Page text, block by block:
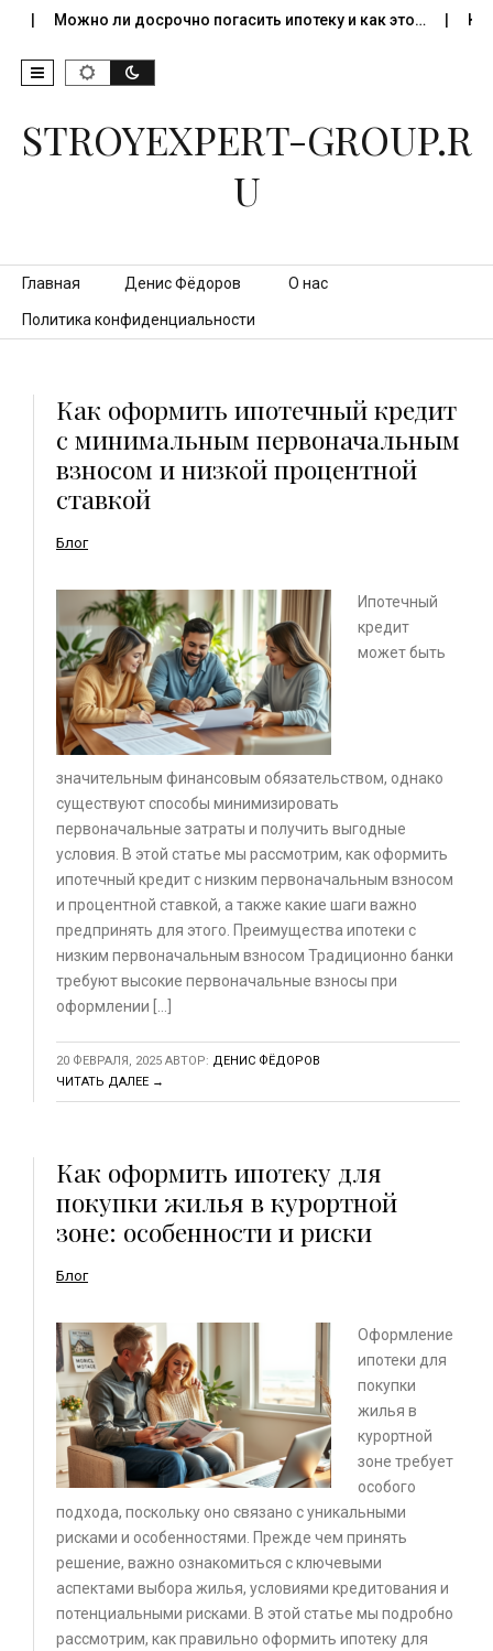
Можно ли досрочно погасить ипотеку и как это… Как
STROYEXPERT-GROUP.R
U
Перейти к контенту
Главная Денис Фёдоров О нас
Политика конфиденциальности
Как оформить ипотечный кредит
с минимальным первоначальным
взносом и низкой процентной
ставкой
Блог
Ипотечный
кредит
может быть
значительным финансовым обязательством, однако
существуют способы минимизировать
первоначальные затраты и получить выгодные
условия. В этой статье мы рассмотрим, как оформить
ипотечный кредит с низким первоначальным взносом
и процентной ставкой, а также какие шаги важно
предпринять для этого. Преимущества ипотеки с
низким первоначальным взносом Традиционно банки
требуют высокие первоначальные взносы при
оформлении […]
20 ФЕВРАЛЯ, 2025 АВТОР: ДЕНИС ФЁДОРОВ
ЧИТАТЬ ДАЛЕЕ →
Как оформить ипотеку для
покупки жилья в курортной
зоне: особенности и риски
Блог
Оформление
ипотеки для
покупки
жилья в
курортной
зоне требует
особого
подхода, поскольку оно связано с уникальными
рисками и особенностями. Прежде чем принять
решение, важно ознакомиться с ключевыми
аспектами выбора жилья, условиями кредитования и
потенциальными рисками. В этой статье мы подробно
рассмотрим, как правильно оформить ипотеку для